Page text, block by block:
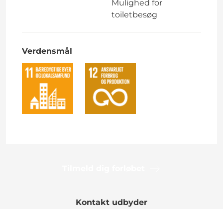
Mulighed for
toiletbesøg
Verdensmål
Kontakt udbyder